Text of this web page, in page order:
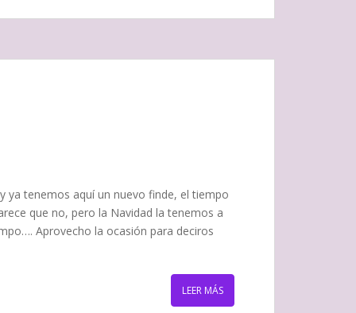
ya tenemos aquí un nuevo finde, el tiempo
que no, pero la Navidad la tenemos a
Aprovecho la ocasión para deciros
LEER MÁS